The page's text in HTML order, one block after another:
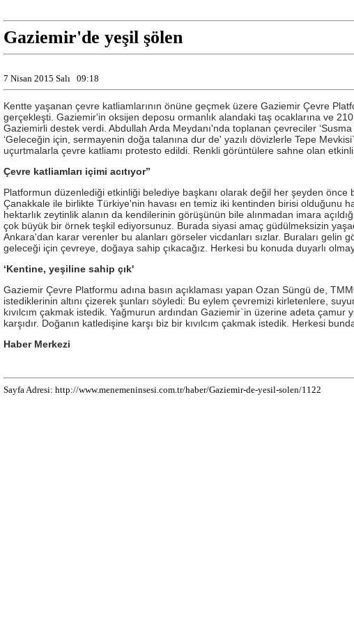
Gaziemir'de yeşil şölen
7 Nisan 2015 Salı 09:18
Kentte yaşanan çevre katliamlarının önüne geçmek üzere Gaziemir Çevre
gerçekleşti. Gaziemir'in oksijen deposu ormanlık alandaki taş ocaklarına ve
Gaziemirli destek verdi. Abdullah Arda Meydanı'nda toplanan çevreciler
‘Geleceğin için, sermayenin doğa talanına dur de' yazılı dövizlerle Tepe
uçurtmalarla çevre katliamı protesto edildi. Renkli görüntülere sahne olan
Çevre katliamları içimi acıtıyor”
Platformun düzenlediği etkinliği belediye başkanı olarak değil her şeyden önce
Çanakkale ile birlikte Türkiye'nin havası en temiz iki kentinden birisi olduğunu
hektarlık zeytinlik alanın da kendilerinin görüşünün bile alınmadan imara
çok büyük bir örnek teşkil ediyorsunuz. Burada siyasi amaç güdülmeksizin
Ankara'dan karar verenler bu alanları görseler vicdanları sızlar. Buraları gelin
geleceği için çevreye, doğaya sahip çıkacağız. Herkesi bu konuda duyarlı
‘Kentine, yeşiline sahip çık'
Gaziemir Çevre Platformu adına basın açıklaması yapan Ozan Süngü de,
istediklerinin altını çizerek şunları söyledi: Bu eylem çevremizi kirletenlere,
kıvılcım çakmak istedik. Yağmurun ardından Gaziemir`in üzerine adeta
karşıdır. Doğanın katledişine karşı biz bir kıvılcım çakmak istedik. Herkesi
Haber Merkezi
Sayfa Adresi: http://www.menemeninsesi.com.tr/haber/Gaziemir-de-yesil-solen/1122